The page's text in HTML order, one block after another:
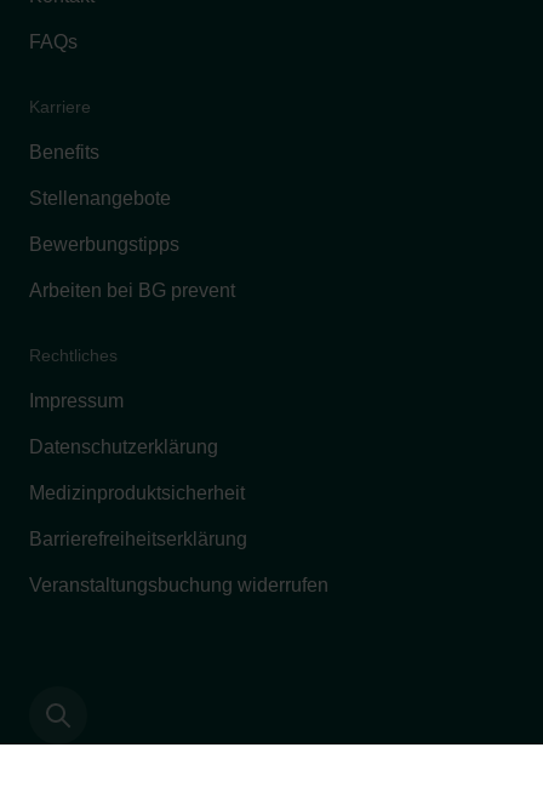
FAQs
Karriere
Benefits
Stellenangebote
Bewerbungstipps
Arbeiten bei BG prevent
Rechtliches
Impressum
Datenschutzerklärung
Medizinproduktsicherheit
Barrierefreiheitserklärung
Veranstaltungsbuchung widerrufen